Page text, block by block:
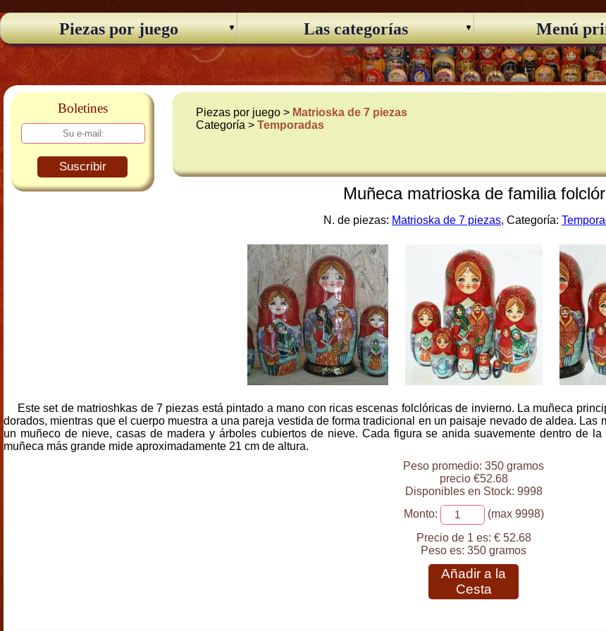
Piezas por juego Las categorías Menú
Boletines
Suscribir
Piezas por juego > Matrioska de 7 piezas
Categoría >Temporadas
Muñeca matrioska de familia
N. de piezas: Matrioska de 7 piezas, Categoría:
Este set de matrioshkas de 7 piezas está pintado a mano con ricas escenas folclóricas de invierno. La muñeca
dorados, mientras que el cuerpo muestra a una pareja vestida de forma tradicional en un paisaje nevado de aldea.
un muñeco de nieve, casas de madera y árboles cubiertos de nieve. Cada figura se anida suavemente dentro de
muñeca más grande mide aproximadamente 21 cm de altura.
Peso promedio: 350 gramos
precio €52.68
Disponibles en Stock: 9998
Monto:
(max 9998)
Precio de 1 es: € 52.68
Peso es: 350 gramos
Añadir a la
Cesta